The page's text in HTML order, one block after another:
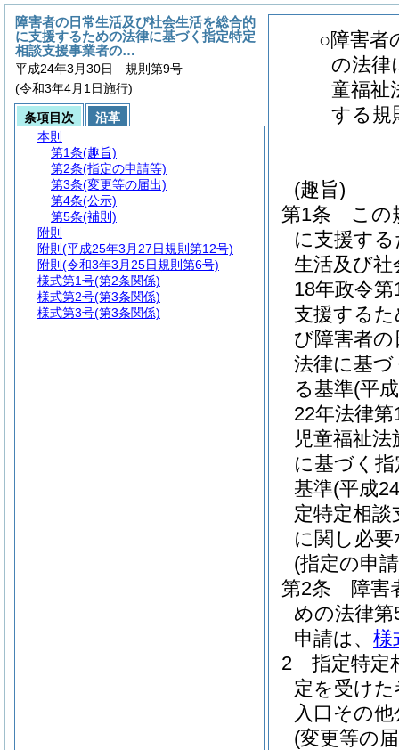
○障害者
の法律
童福祉
する規
(趣旨)
第1条
この
に支援す
生活及び
18年政令第
支援する
び障害者
法律に基
る基準(平
22年法律第
児童福祉法
に基づく
基準(平成
定特定相談
に関し必
(指定の申
第2条
障害
めの法律
申請は、 様
2
指定特定
定を受け
入口その
(変更等の
障害者の日常生活及び社会生活を総合的
に支援するための法律に基づく指定特定
相談支援事業者の…
平成24年3月30日 規則第9号
(令和3年4月1日施行)
条項目次
沿革
本則
第1条(趣旨)
第2条(指定の申請等)
第3条(変更等の届出)
第4条(公示)
第5条(補則)
附則
附則 (平成25年3月27日規則第12号)
附則 (令和3年3月25日規則第6号)
様式第1号(第2条関係)
様式第2号(第3条関係)
様式第3号(第3条関係)